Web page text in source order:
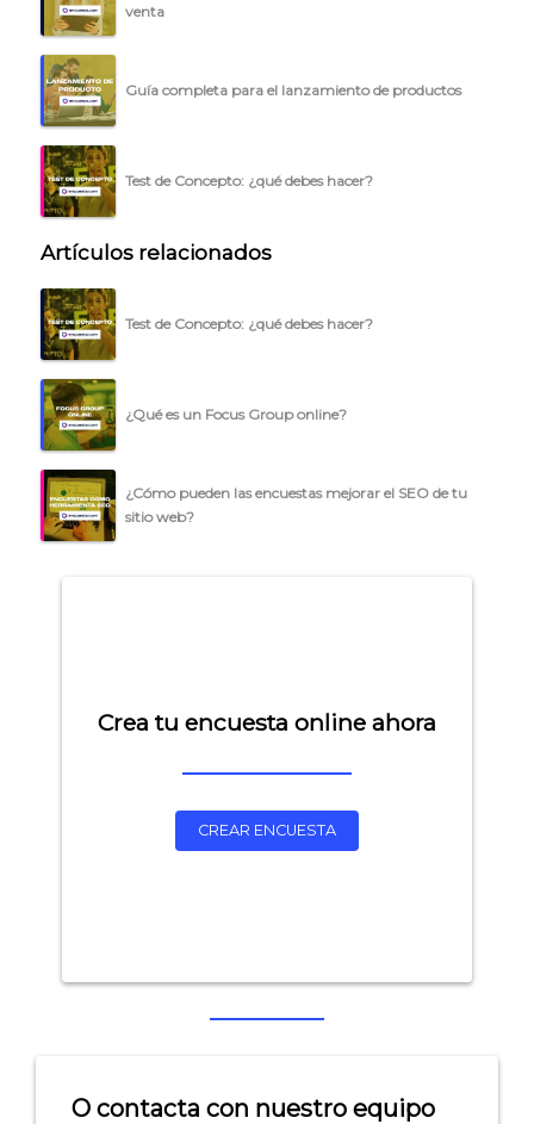
venta
Guía completa para el lanzamiento de productos
Test de Concepto: ¿qué debes hacer?
Artículos relacionados
Test de Concepto: ¿qué debes hacer?
¿Qué es un Focus Group online?
¿Cómo pueden las encuestas mejorar el SEO de tu
sitio web?
Crea tu encuesta online ahora
CREAR ENCUESTA
O contacta con nuestro equipo